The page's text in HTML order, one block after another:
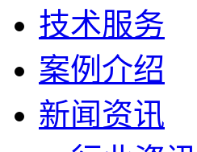
技术服务
案例介绍
新闻资讯